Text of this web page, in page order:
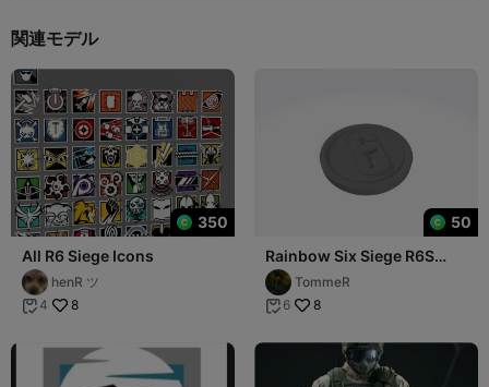
関連モデル
350
All R6 Siege Icons
henR ツ
 4 8
50
Rainbow Six Siege R6S
CoinTommeR
 6 8